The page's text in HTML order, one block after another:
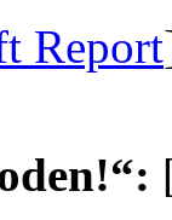
Report